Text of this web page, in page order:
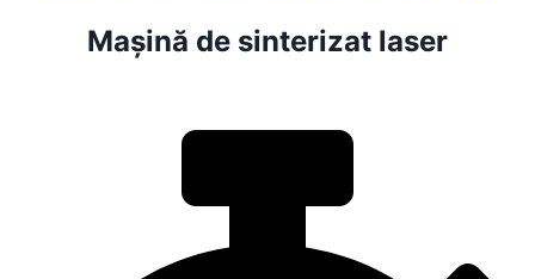
Mașină de sinterizat laser